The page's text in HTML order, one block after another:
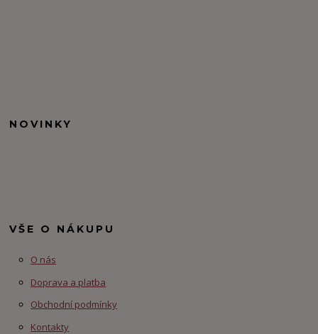
NOVINKY
VŠE O NÁKUPU
O nás
Doprava a platba
Obchodní podmínky
Kontakty